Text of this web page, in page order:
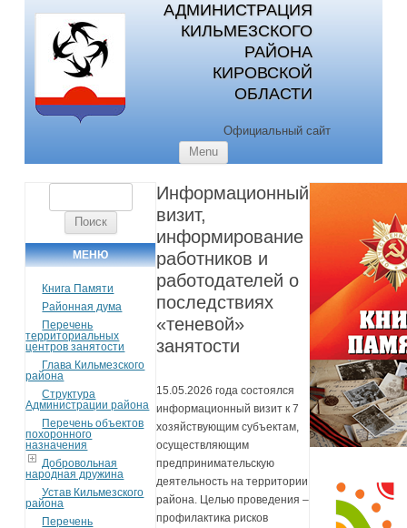
АДМИНИСТРАЦИЯ
КИЛЬМЕЗСКОГО
РАЙОНА
КИРОВСКОЙ
ОБЛАСТИ
Официальный сайт
Menu
МЕНЮ
Книга Памяти
Районная дума
Перечень
территориальных
центров занятости
Глава Кильмезского
района
Структура
Администрации района
Перечень объектов
похоронного
назначения
Добровольная
народная дружина
Устав Кильмезского
района
Перечень
Информационный
визит,
информирование
работников и
работодателей о
последствиях
«теневой»
занятости
15.05.2026 года состоялся
информационный визит к 7
хозяйствующим субъектам,
осуществляющим
предпринимательскую
деятельность на территории
района. Целью проведения –
профилактика рисков